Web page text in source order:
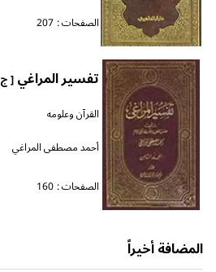
الصفحات : 207
تفسير المراغي[ ج ٢٢ ]
القرآن وعلومه
أحمد مصطفى المراغي
الصفحات : 160
المضافة أخيراً